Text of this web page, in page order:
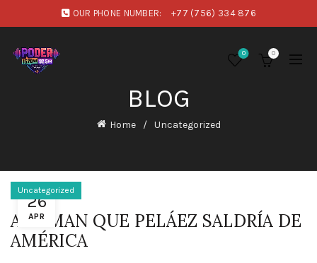
OUR PHONE NUMBER: +77 (756) 334 876
0 0
BLOG
Home Uncategorized
26
APR
Uncategorized
AFIRMAN QUE PELÁEZ SALDRÍA DE
AMÉRICA